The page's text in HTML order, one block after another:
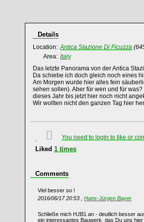
Details
Location: Antica Stazione Di Ficuzza
Area: Italy
Das letzte Panorama von der Antica
Da schiebe ich doch gleich noch eines
Am Morgen wurde hier alles fein
sehen sollen). Aber für wen und für
dieses Jahr bis jetzt hier noch nicht
Wir wollten nicht den ganzen Tag hier
You need to login to like or
Liked 1 times
Comments
Viel besser so !
2016/06/17 20:53 , Hans-Jürgen Bayer
Schließe mich HJB1 an - deutlich besser
ein interessantes Bauwerk, das Du uns